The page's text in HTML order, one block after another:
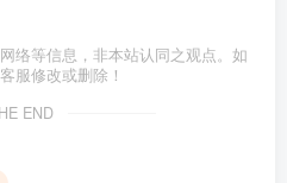
络等信息，非本站认同之观点。如
服修改或删除！
END